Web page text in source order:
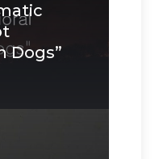
Dogs”